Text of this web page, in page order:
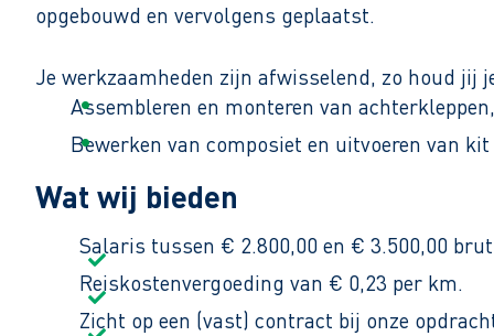
opgebouwd en vervolgens geplaatst.
Je werkzaamheden zijn afwisselend, zo houd jij
Assembleren en monteren van
Bewerken van composiet en uitvoeren van
Monteren van eenvoudige elektrische
Controleren en testen van onderdelen die je
Je werkt van maandag tot en met donderdag
vrijdagmiddagborrel.
Wat wij bieden
Salaris tussen € 2.800,00 en € 3.500,00
Reiskostenvergoeding van € 0,23 per km.
Zicht op een (vast) contract bij onze